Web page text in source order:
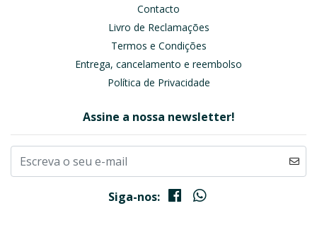
Contacto
Livro de Reclamações
Termos e Condições
Entrega, cancelamento e reembolso
Política de Privacidade
Assine a nossa newsletter!
Siga-nos: